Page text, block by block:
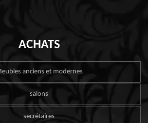
ACHATS
anciens et modernes
salons
secrétaires